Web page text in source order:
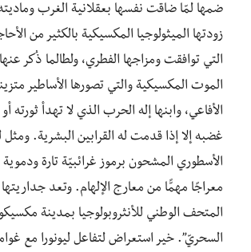
ضمها لمّا ضاقت نفسها بعقلانية الغرب
زودتها الميثولوجيا المكسيكية بالكثير من
التي توافقت ومزاجها الفطري، ولطالما ذُكر عنها
الموت المكسيكية والتي تصورها الأساطير
الأفاعي، وابنها إله الحرب الذي لا تهدأ ثورته
غضبه إلا إذا قدمت له القرابين البشرية. ومثل
الأسطوري المشحون برموز غرائبيّة تارة ودموية
معراجًا مهمًّا من معارج الإلهام. وتعد
المتحف الوطني للأنثروبولوجيا بمدينة مكسيكو
السحريّ”. خير استعراض لتفاعل ليونورا مع